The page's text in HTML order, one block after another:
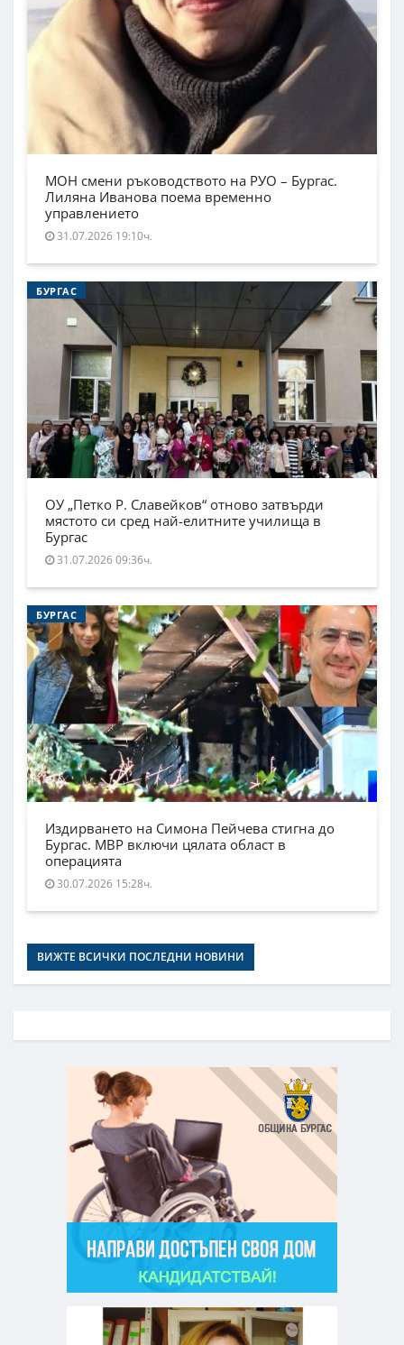
МОН смени ръководството на РУО – Бургас.
Лиляна Иванова поема временно
управлението
31.07.2026 19:10ч.
БУРГАС
ОУ „Петко Р. Славейков“ отново затвърди
мястото си сред най-елитните училища в
Бургас
31.07.2026 09:36ч.
БУРГАС
Издирването на Симона Пейчева стигна до
Бургас. МВР включи цялата област в
операцията
30.07.2026 15:28ч.
ВИЖТЕ ВСИЧКИ ПОСЛЕДНИ НОВИНИ